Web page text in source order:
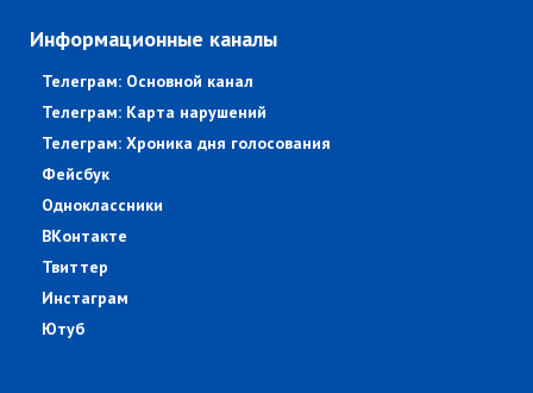
Информационные каналы
Телеграм: Основной канал
Телеграм: Карта нарушений
Телеграм: Хроника дня голосования
Фейсбук
Одноклассники
ВКонтакте
Твиттер
Инстаграм
Ютуб